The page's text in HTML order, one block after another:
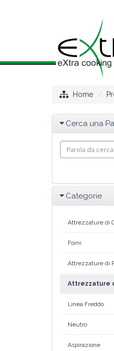
Home
Cerca una
Categorie
Attrezzature di
Forni
Attrezzature di
Attrezzature
Linea Freddo
Neutro
Aspirazione